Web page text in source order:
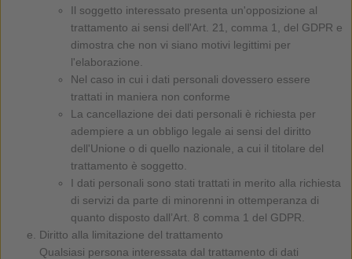
Il soggetto interessato presenta un'opposizione al
trattamento ai sensi dell'Art. 21, comma 1, del GDPR e
dimostra che non vi siano motivi legittimi per
l'elaborazione.
Nel caso in cui i dati personali dovessero essere
trattati in maniera non conforme
La cancellazione dei dati personali è richiesta per
adempiere a un obbligo legale ai sensi del diritto
dell'Unione o di quello nazionale, a cui il titolare del
trattamento è soggetto.
I dati personali sono stati trattati in merito alla richiesta
di servizi da parte di minorenni in ottemperanza di
quanto disposto dall’Art. 8 comma 1 del GDPR.
Diritto alla limitazione del trattamento
Qualsiasi persona interessata dal trattamento di dati